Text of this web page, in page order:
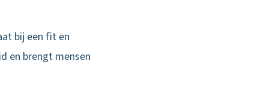
bij een fit en
en brengt mensen